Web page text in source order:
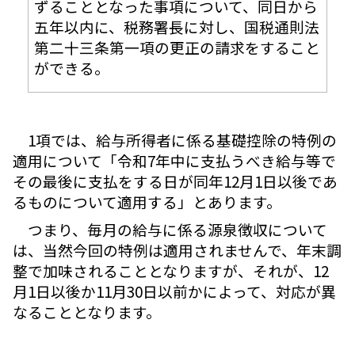
ずることとなった事項について、同日から
五年以内に、税務署長に対し、国税通則法
第二十三条第一項の更正の請求をすること
ができる。
1項では、給与所得者に係る基礎控除の特例の
適用について「令和7年中に支払うべき給与等で
その最後に支払をする日が同年12月1日以後であ
るものについて適用する」とあります。
つまり、毎月の給与に係る源泉徴収について
は、当然今回の特例は適用されませんで、年末調
整で加味されることとなりますが、それが、12
月1日以後か11月30日以前かによって、対応が異
なることとなります。